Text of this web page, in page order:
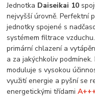
Jednotka Daiseikai 10
nejvyšší úrovně. Perfektní
jednotky spojené s
systémem filtrace
primární chlazení a
a za jakýchkoliv
moduluje s vysokou
využití energie a pyšní se
energetickými třídami